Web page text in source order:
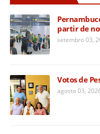
partir de
setembro 03,
Votos de
agosto 03,